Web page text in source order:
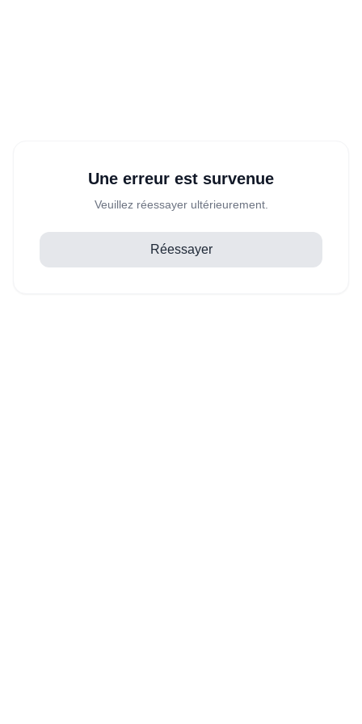
Une erreur est survenue
Veuillez réessayer ultérieurement.
Réessayer